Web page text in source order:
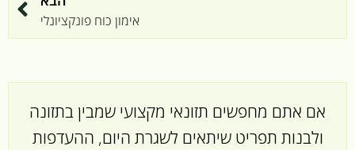
אימון כוח פונקציונלי
אם אתם מחפשים תזונאי מקצועי שמבין בתזונה
ולבנות תפריט שיתאים לשגרת היום, ההעדפות